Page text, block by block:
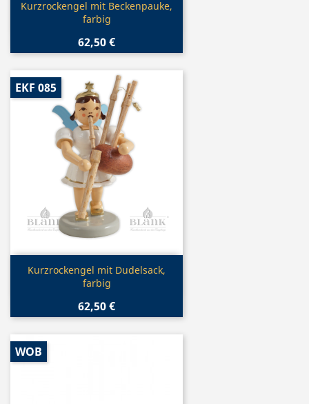
Vorschau
Kurzrockengel mit Beckenpauke,
farbig
62,50 €
Vorschau
Kurzrockengel mit Dudelsack,
farbig
62,50 €
EKF 085
WOB